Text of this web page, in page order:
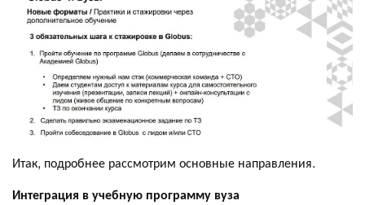
Итак, подробнее рассмотрим основные направления.
Интеграция в учебную программу вуза